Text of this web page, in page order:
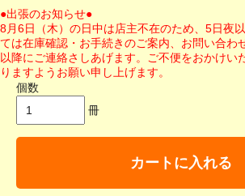
●出張のお知らせ●
8月6日（木）の日中は店主不在のため、5日夜
ては在庫確認・お手続きのご案内、お問い合わ
以降にご連絡さしあげます。ご不便をおかけい
りますようお願い申し上げます。
個数
冊
カートに入れる